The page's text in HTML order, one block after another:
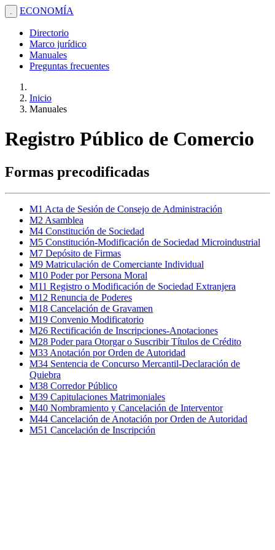
. ECONOMÍA
Directorio
Marco jurídico
Manuales
Preguntas frecuentes
Inicio
Manuales
Registro Público de Comercio
Formas precodificadas
M1 Acta de Sesión de Consejo de Administración
M2 Asamblea
M4 Constitución de Sociedad
M5 Constitución-Modificación de Sociedad Microindustrial
M7 Depósito de Firmas
M9 Matriculación de Comerciante Individual
M10 Poder por Persona Moral
M11 Registro o Modificación de Sociedad Extranjera
M12 Renuncia de Poderes
M18 Cancelación de Gravamen
M19 Convenio Modificatorio
M26 Rectificación de Inscripciones-Anotaciones
M28 Poder para Otorgar o Suscribir Títulos de Crédito
M33 Anotación por Orden de Autoridad
M34 Sentencia de Concurso Mercantil-Declaración de
Quiebra
M38 Corredor Público
M39 Capitulaciones Matrimoniales
M40 Nombramiento y Cancelación de Interventor
M44 Cancelación de Anotación por Orden de Autoridad
M51 Cancelación de Inscripción